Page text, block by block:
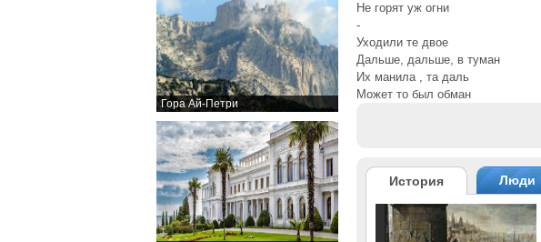
Гора Ай-Петри
Не горят уж огни
-
Уходили те двое
Дальше, дальше, в туман
Их манила , та даль
Может то был обман
История Люди